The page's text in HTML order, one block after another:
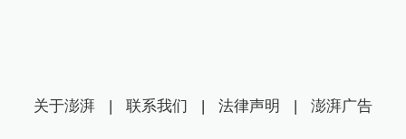
关于澎湃 | 联系我们 | 法律声明 | 澎湃广告